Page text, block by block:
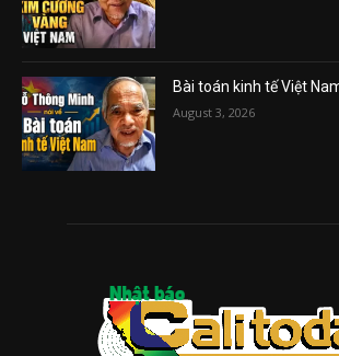
Bài toán kinh tế Việt
August 3, 2026